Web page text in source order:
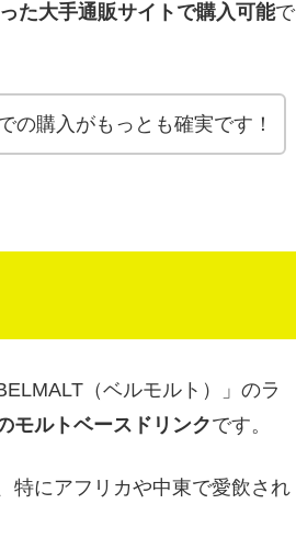
た大手通販サイトで購入可能で
の購入がもっとも確実です！
（ベルモルト）」のラ
モルトベースドリンクです。
特にアフリカや中東で愛飲され